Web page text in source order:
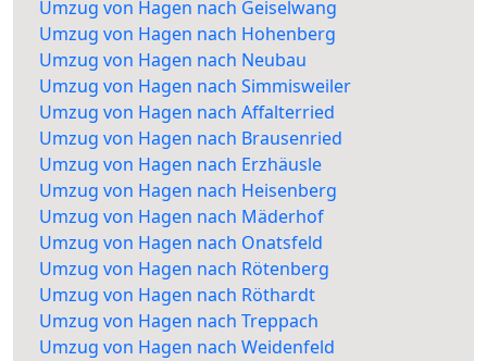
Umzug von Hagen nach Geiselwang
Umzug von Hagen nach Hohenberg
Umzug von Hagen nach Neubau
Umzug von Hagen nach Simmisweiler
Umzug von Hagen nach Affalterried
Umzug von Hagen nach Brausenried
Umzug von Hagen nach Erzhäusle
Umzug von Hagen nach Heisenberg
Umzug von Hagen nach Mäderhof
Umzug von Hagen nach Onatsfeld
Umzug von Hagen nach Rötenberg
Umzug von Hagen nach Röthardt
Umzug von Hagen nach Treppach
Umzug von Hagen nach Weidenfeld